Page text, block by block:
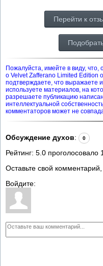
Перейти к
Пожалуйста, имейте в виду,
о Velvet Zafferano Limited Edition
подтверждаете, что выражаете
используете материалов, на
разрешаете публикацию
интеллектуальной
комментаторов может не
Обсуждение духов: 0
Рейтинг: 5.0 проголосовало 1
Оставьте свой
Войдите: